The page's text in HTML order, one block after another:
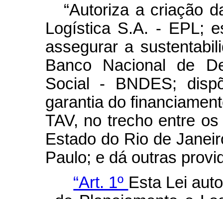
“Autoriza a criação
Logística S.A. - EPL;
assegurar a
Banco Nacional de
Social - BNDES;
garantia do
TAV, no trecho entre
Estado do Rio de
Paulo; e dá outras
“Art. 1º Esta Lei